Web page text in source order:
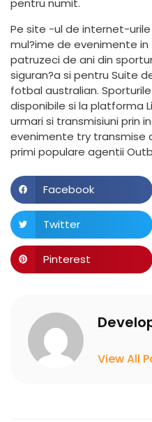
Pe site -ul de internet-
mul?ime de evenimente
patruzeci de ani din
siguran?a si pentru Suite
fotbal australian.
disponibile si la platforma
urmari si transmisiuni prin
evenimente try transmise
primi populare agentii
Facebook
Twitter
Pinterest
View All